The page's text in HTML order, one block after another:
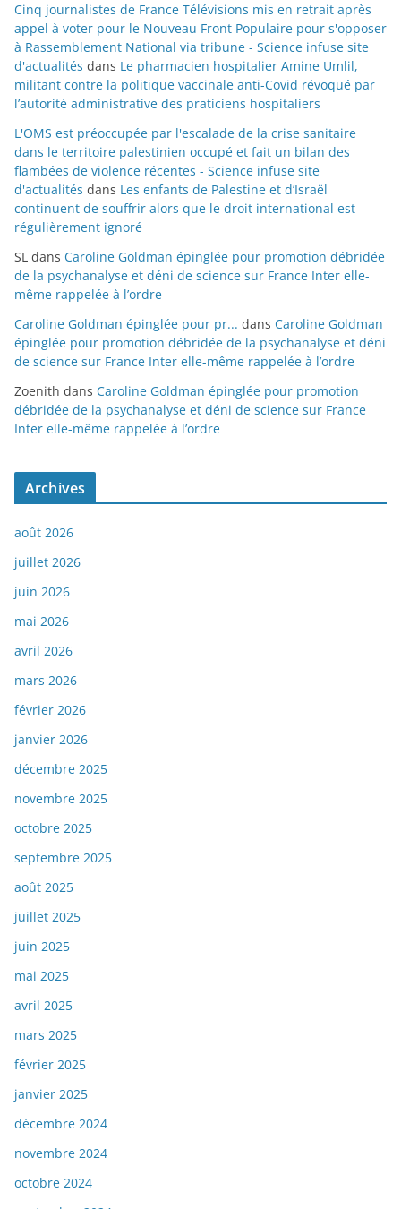
Cinq journalistes de France Télévisions mis en retrait après
appel à voter pour le Nouveau Front Populaire pour s'opposer
à Rassemblement National via tribune - Science infuse site
d'actualités dans Le pharmacien hospitalier Amine Umlil,
militant contre la politique vaccinale anti-Covid révoqué par
l’autorité administrative des praticiens hospitaliers
L'OMS est préoccupée par l'escalade de la crise sanitaire
dans le territoire palestinien occupé et fait un bilan des
flambées de violence récentes - Science infuse site
d'actualités dans Les enfants de Palestine et d’Israël
continuent de souffrir alors que le droit international est
régulièrement ignoré
SL dans Caroline Goldman épinglée pour promotion débridée
de la psychanalyse et déni de science sur France Inter elle-
même rappelée à l’ordre
Caroline Goldman épinglée pour pr... dans Caroline Goldman
épinglée pour promotion débridée de la psychanalyse et déni
de science sur France Inter elle-même rappelée à l’ordre
Zoenith dans Caroline Goldman épinglée pour promotion
débridée de la psychanalyse et déni de science sur France
Inter elle-même rappelée à l’ordre
Archives
août 2026
juillet 2026
juin 2026
mai 2026
avril 2026
mars 2026
février 2026
janvier 2026
décembre 2025
novembre 2025
octobre 2025
septembre 2025
août 2025
juillet 2025
juin 2025
mai 2025
avril 2025
mars 2025
février 2025
janvier 2025
décembre 2024
novembre 2024
octobre 2024